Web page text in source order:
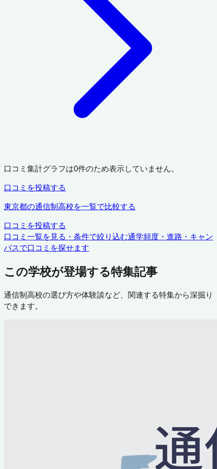
口コミ集計グラフは0件のため表示していません。
口コミを投稿する
東京都の通信制高校を一覧で比較する
口コミを投稿する
口コミ一覧を見る・条件で絞り込む通学頻度・進路・キャン
パスで口コミを探せます
この学校が登場する特集記事
通信制高校の選び方や体験談など、関連する特集から深掘り
できます。